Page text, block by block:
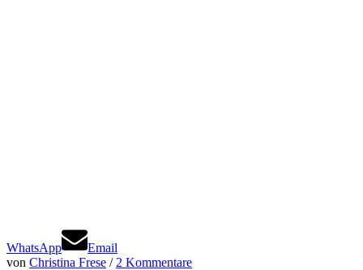
WhatsApp
Email
von Christina Frese / 2 Kommentare